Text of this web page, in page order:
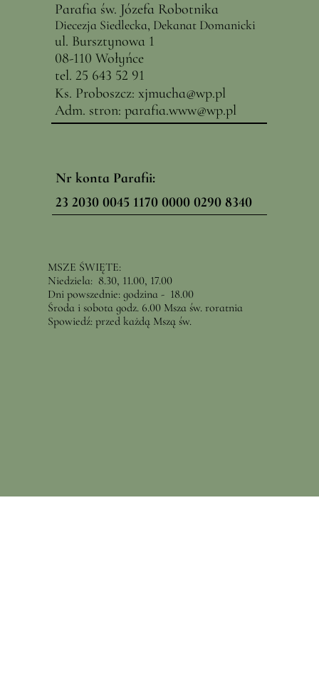
Parafia św. Józefa Robotnika
Diecezja Siedlecka, Dekanat Domanicki
ul. Bursztynowa 1
08-110 Wołyńce
tel. 25 643 52 91
Ks. Proboszcz: xjmucha@wp.pl
Adm. stron: parafia.www@wp.pl
Nr konta Parafii:
23 2030 0045 1170 0000 0290 8340
MSZE ŚWIĘTE:
Niedziela: 8.30, 11.00, 17.00
Dni powszednie: godzina - 18.00
Środa i sobota godz. 6.00 Msza św. roratnia
Spowiedź: przed każdą Mszą św.